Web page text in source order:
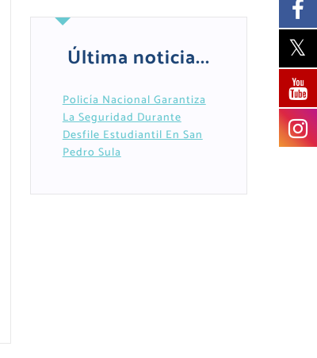
Última noticia...
Policía Nacional Garantiza
La Seguridad Durante
Desfile Estudiantil En San
Pedro Sula